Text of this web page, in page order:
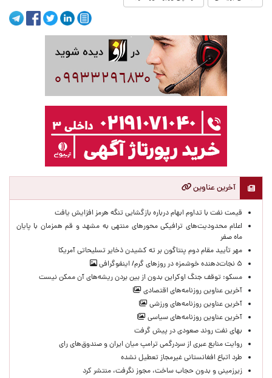
آخرین عناوین
قیمت نفت با تداوم ابهام درباره بازگشایی تنگه هرمز افزایش یافت
اعلام محدودیت‌های ترافیکی محورهای منتهی به مشهد و قم همزمان با پایان
ماه صفر
مهر تأیید مقام دوم پنتاگون بر ته کشیدن ذخایر تسلیحاتی آمریکا
۵ نجات‌دهنده خوشمزه در روزهای گرم/ اینفوگرافی
مسکو: توقف جنگ اوکراین بدون از بین بردن ریشه‌های آن ممکن نیست
آخرین عناوین روزنامه‌های اقتصادی
آخرین عناوین روزنامه‌های ورزشی
آخرین عناوین روزنامه‌های سیاسی
بهای نفت روند صعودی در پیش گرفت
روایت منابع عبری از سردرگمی ترامپ میان ایران و صندوق‌های رای
طرد اتباع افغانستانی غیرمجاز تعطیل نشده
زیرزمینی و بدون حجاب ساخت، مجوز نگرفت، منتشر کرد